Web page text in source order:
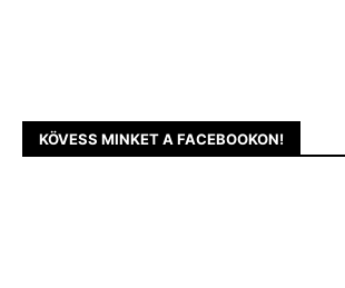
KÖVESS MINKET A FACEBOOKON!